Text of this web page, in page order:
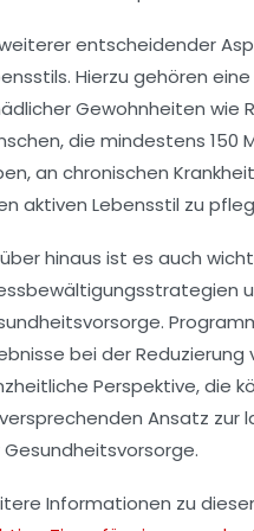
weiterer entscheidender
Hierzu gehören
Gewohnheiten wie
die mindestens 150
an chronischen
aktiven Lebensstil zu
hinaus ist es auch
.
bei der
Perspektive, die
Ansatz zur
Gesundheitsvorsorge.
Informationen zu